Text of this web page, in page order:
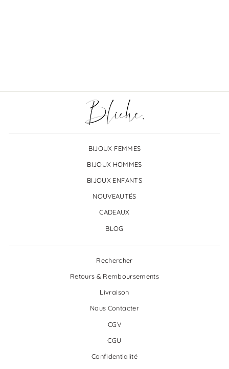
BIJOUX FEMMES
BIJOUX HOMMES
BIJOUX ENFANTS
NOUVEAUTÉS
CADEAUX
BLOG
Rechercher
Retours & Remboursements
Livraison
Nous Contacter
CGV
CGU
Confidentialité